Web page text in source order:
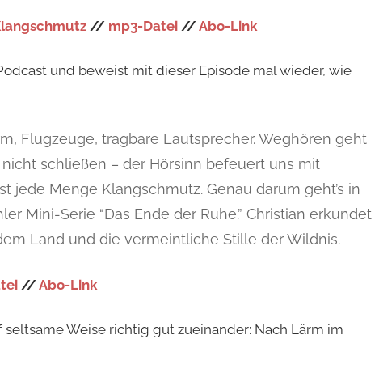
// mp3-Datei//Abo-Link
und beweist mit dieser Episode mal wieder, wie
Flugzeuge, tragbare Lautsprecher. Weghören geht
schließen – der Hörsinn befeuert uns mit
jede Menge Klangschmutz. Genau darum geht’s in
Mini-Serie “Das Ende der Ruhe.” Christian erkundet
Land und die vermeintliche Stille der Wildnis.
//Abo-Link
Weise richtig gut zueinander: Nach Lärm im